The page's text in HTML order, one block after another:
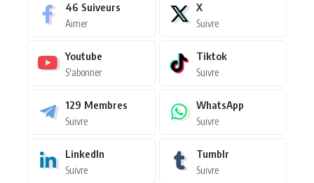
46 Suiveurs
Aimer
X
Suivre
Youtube
S'abonner
Tiktok
Suivre
129 Membres
Suivre
WhatsApp
Suivre
LinkedIn
Suivre
Tumblr
Suivre